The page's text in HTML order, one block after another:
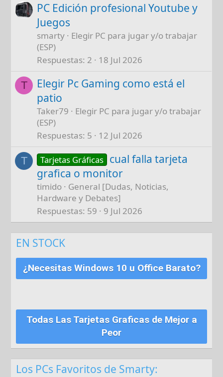
PC Edición profesional Youtube y
Juegos
smarty
Elegir PC para jugar y/o trabajar
(ESP)
Respuestas 2 18 Jul 2026
T
Elegir Pc Gaming como está el
patio
Taker79
Elegir PC para jugar y/o trabajar
(ESP)
Respuestas 5 12 Jul 2026
T Tarjetas Gráficas cual falla tarjeta
grafica o monitor
timido
General [Dudas, Noticias,
Hardware y Debates]
Respuestas 59 9 Jul 2026
EN STOCK
¿Necesitas Windows 10 u Office Barato?
Todas Las Tarjetas Graficas de Mejor a
Peor
Los PCs Favoritos de Smarty: